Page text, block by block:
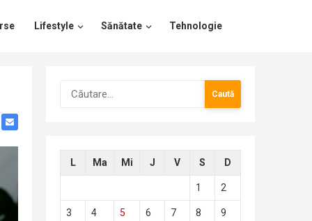
Lifestyle Sănătate Tehnologie
Caută
după:
L Ma Mi J V S D
1 2
3 4 5 6 7 8 9